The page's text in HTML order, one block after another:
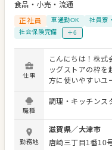
食品・小売・流通
正社員
車通勤OK 社員寮
社会保険完備
＋6
仕事
こんにちは！株式
ッグストアの枠を
方に使いやすいユ
ます。 現在、食
キッチンスタッフ
してみませんか
しく働けますよ！ ◎詳しいお仕事内容はこちらです。 ・調
理作業：パック詰
職種
調理・キッチンス
勤務地
滋賀県／ 大津市
唐崎三丁目1番10